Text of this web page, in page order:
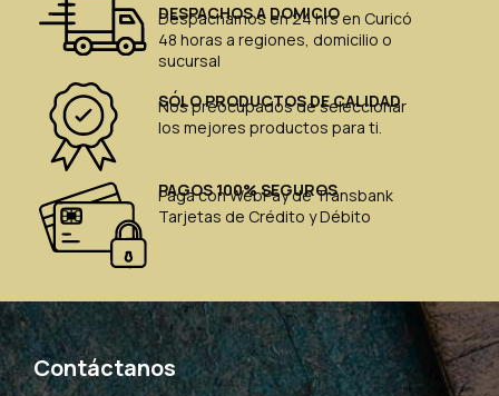
DESPACHOS A DOMICIO
Despachamos en 24 hrs en Curicó
48 horas a regiones, domicilio o
sucursal
SÓLO PRODUCTOS DE CALIDAD
Nos preocupados de seleccionar
los mejores productos para ti.
PAGOS 100% SEGUROS
Paga con WebPay de Transbank
Tarjetas de Crédito y Débito
Contáctanos